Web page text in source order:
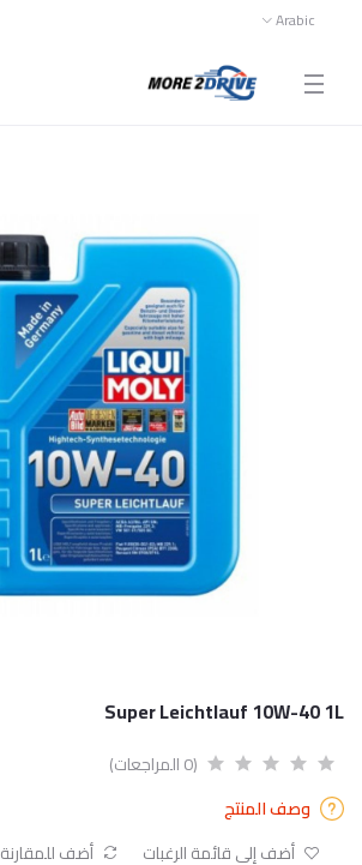
Arabic
Super Leichtlauf 10W-40 1L
(0 المراجعات)
وصف المنتج
أضف إلى قائمة الرغبات
أضف للمقارنة